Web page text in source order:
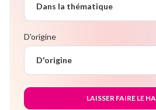
Dans la thématique
D'origine
D'origine